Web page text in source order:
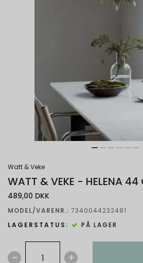
Watt & Veke
WATT & VEKE - HELENA 44
489,00 DKK
MODEL/VARENR.: 7340044232481
LAGERSTATUS:
PÅ LAGER